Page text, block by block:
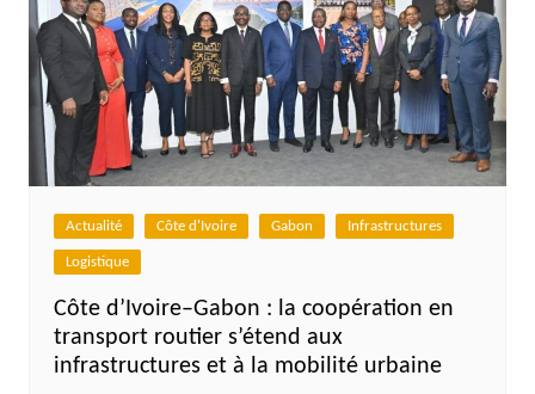
Actualité Côte d'Ivoire Gabon Infrastructures
Logistique
Côte d’Ivoire–Gabon : la coopération en
transport routier s’étend aux
infrastructures et à la mobilité urbaine